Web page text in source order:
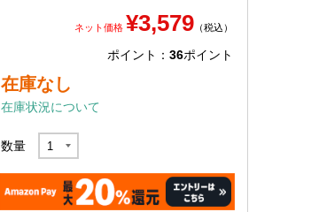
ネット価格 ¥3,579 （税込）
ポイント： 36ポイント
在庫なし
在庫状況について
数量